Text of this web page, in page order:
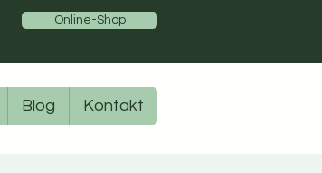
Online-Shop
Blog Kontakt